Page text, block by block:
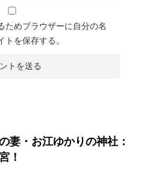
ためブラウザーに自分の名
を保存する。
妻・お江ゆかりの神社：
！